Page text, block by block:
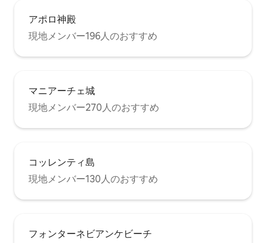
アポロ神殿
現地メンバー196人のおすすめ
マニアーチェ城
現地メンバー270人のおすすめ
コッレンティ島
現地メンバー130人のおすすめ
フォンターネビアンケビーチ